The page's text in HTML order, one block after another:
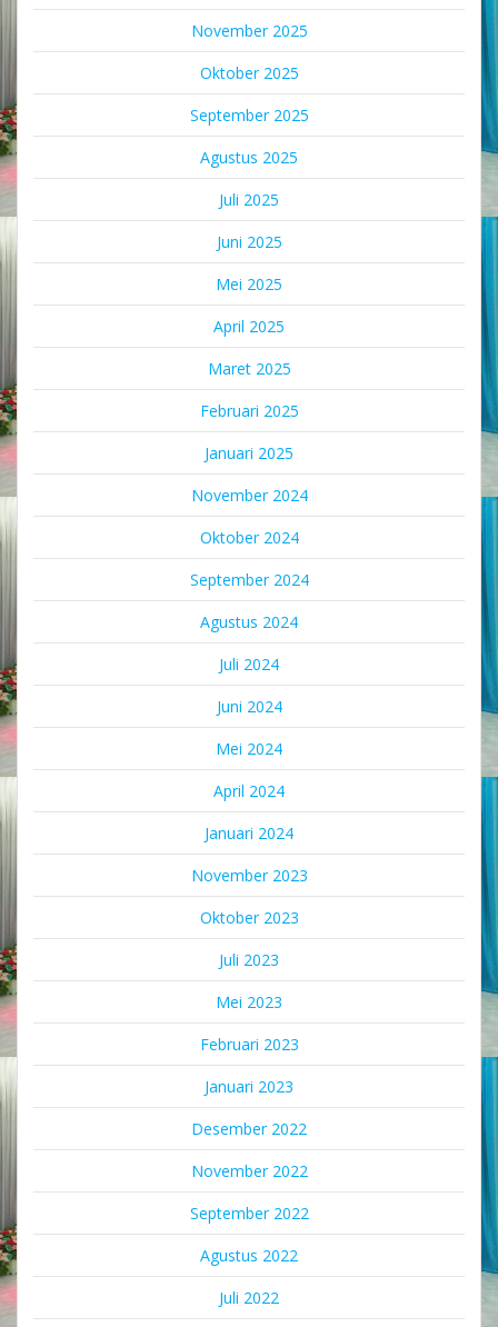
November 2025
Oktober 2025
September 2025
Agustus 2025
Juli 2025
Juni 2025
Mei 2025
April 2025
Maret 2025
Februari 2025
Januari 2025
November 2024
Oktober 2024
September 2024
Agustus 2024
Juli 2024
Juni 2024
Mei 2024
April 2024
Januari 2024
November 2023
Oktober 2023
Juli 2023
Mei 2023
Februari 2023
Januari 2023
Desember 2022
November 2022
September 2022
Agustus 2022
Juli 2022